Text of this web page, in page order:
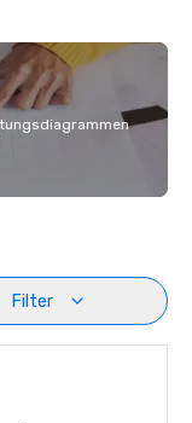
Filter